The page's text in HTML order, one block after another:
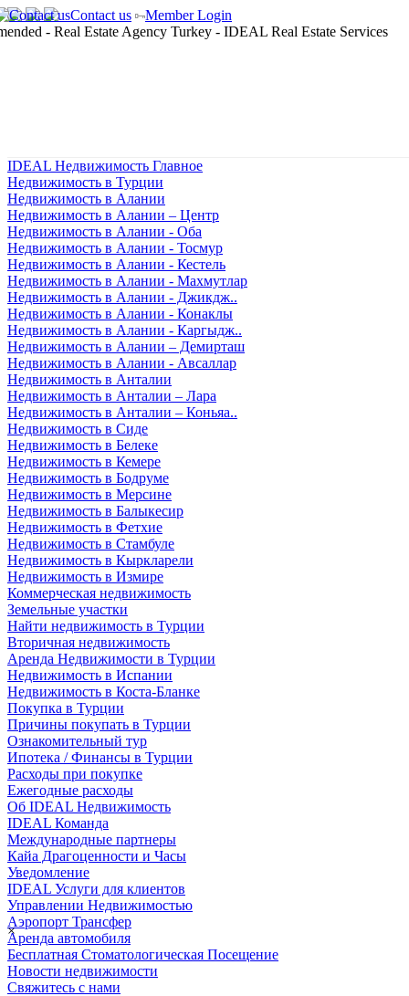
Contact us Member Login
×
IDEAL Недвижимость Главное
Недвижимость в Турции
Недвижимость в Алании
Недвижимость в Алании – Центр
Недвижимость в Алании - Оба
Недвижимость в Алании - Тосмур
Недвижимость в Алании - Кестель
Недвижимость в Алании - Махмутлар
Недвижимость в Алании - Джикдж..
Недвижимость в Алании - Конаклы
Недвижимость в Алании - Каргыдж..
Недвижимость в Алании – Демирташ
Недвижимость в Алании - Авсаллар
Недвижимость в Анталии
Недвижимость в Анталии – Лара
Недвижимость в Анталии – Коньяа..
Недвижимость в Сиде
Недвижимость в Белеке
Недвижимость в Кемере
Недвижимость в Бодруме
Недвижимость в Мерсине
Недвижимость в Балыкесир
Недвижимость в Фетхие
Недвижимость в Стамбуле
Недвижимость в Кыркларели
Недвижимость в Измире
Коммерческая недвижимость
Земельные участки
Найти недвижимость в Турции
Вторичная недвижимость
Аренда Недвижимости в Турции
Недвижимость в Испании
Недвижимость в Коста-Бланке
Покупка в Турции
Причины покупать в Турции
Ознакомительный тур
Ипотека / Финансы в Турции
Расходы при покупке
Ежегодные расходы
Об IDEAL Недвижимость
IDEAL Команда
Международные партнеры
Кайа Драгоценности и Часы
Уведомление
IDEAL Услуги для клиентов
Управлении Недвижимостью
Аэропорт Трансфер
Аренда автомобиля
Бесплатная Стоматологическая Посещение
Новости недвижимости
Свяжитесь с нами